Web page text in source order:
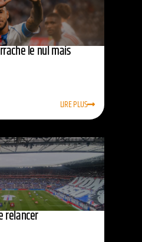
le nul mais
LIRE PLUS
relancer